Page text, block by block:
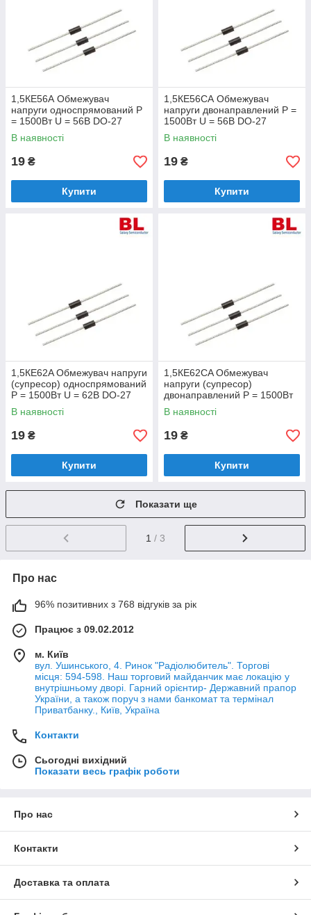
1,5КЕ56А Обмежувач
напруги односпрямований Р
= 1500Вт U = 56В DO-27
В наявності
19 ₴
Купити
1,5КЕ56СА Обмежувач
напруги двонаправлений Р =
1500Вт U = 56В DO-27
В наявності
19 ₴
Купити
1,5КЕ62A Обмежувач напруги
(супресор) односпрямований
Р = 1500Вт U = 62В DO-27
В наявності
19 ₴
Купити
1,5КЕ62СA Обмежувач
напруги (супресор)
двонаправлений Р = 1500Вт
U = 62В DO-27
В наявності
19 ₴
Купити
Показати ще
1 / 3
Про нас
96% позитивних з 768 відгуків за рік
Працює з 09.02.2012
м. Київ
вул. Ушинського, 4. Ринок "Радіолюбитель". Торгові
місця: 594-598. Наш торговий майданчик має локацію у
внутрішньому дворі. Гарний орієнтир- Державний прапор
України, а також поруч з нами банкомат та термінал
Приватбанку., Київ, Україна
Контакти
Сьогодні вихідний
Показати весь графік роботи
Про нас
Контакти
Доставка та оплата